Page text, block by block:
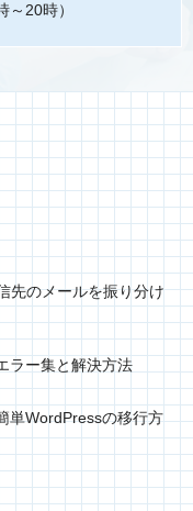
20時）
先のメールを振り分け
ラー集と解決方法
単WordPressの移行方